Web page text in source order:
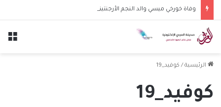
وفاة خورخي ميسي والد النجم الأرجنتيني ليونيل ميسي عن عمر 68 عاماً
الرئيسية / كوفيد_19
كوفيد_19